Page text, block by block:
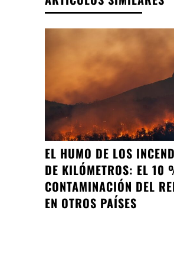
EL HUMO DE LOS
DE KILÓMETROS: EL 10
CONTAMINACIÓN DEL
EN OTROS PAÍSES